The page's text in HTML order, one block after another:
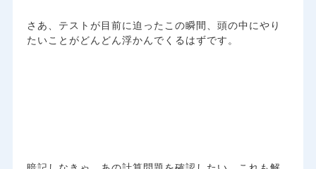
さあ、テストが目前に迫ったこの瞬間、頭の中にやり
たいことがどんどん浮かんでくるはずです。